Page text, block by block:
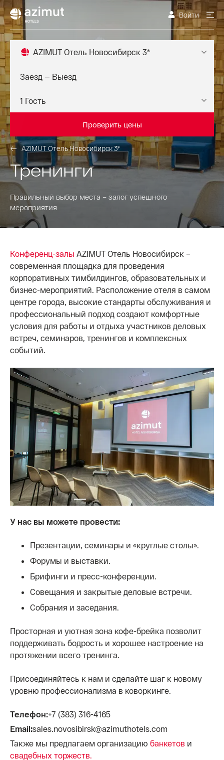
Войти
AZIMUT Отель Новосибирск 3*
Проверить цены
AZIMUT Отель Новосибирск 3*
Тренинги
Правильный выбор места – залог успешного
мероприятия
Конференц-залы AZIMUT Отель Новосибирск –
современная площадка для проведения
корпоративных тимбилдингов, образовательных и
бизнес-мероприятий. Расположение отеля в самом
центре города, высокие стандарты обслуживания и
профессиональный подход создают комфортные
условия для работы и отдыха участников деловых
встреч, семинаров, тренингов и комплексных
событий.
У нас вы можете провести:
Презентации, семинары и «круглые столы».
Форумы и выставки.
Брифинги и пресс-конференции.
Совещания и закрытые деловые встречи.
Собрания и заседания.
Просторная и уютная зона кофе-брейка позволит
поддерживать бодрость и хорошее настроение на
протяжении всего тренинга.
Присоединяйтесь к нам и сделайте шаг к новому
уровню профессионализма в коворкинге.
Телефон:+7 (383) 316-4165
Email:sales.novosibirsk@azimuthotels.com
Также мы предлагаем организацию банкетов и
свадебных торжеств.